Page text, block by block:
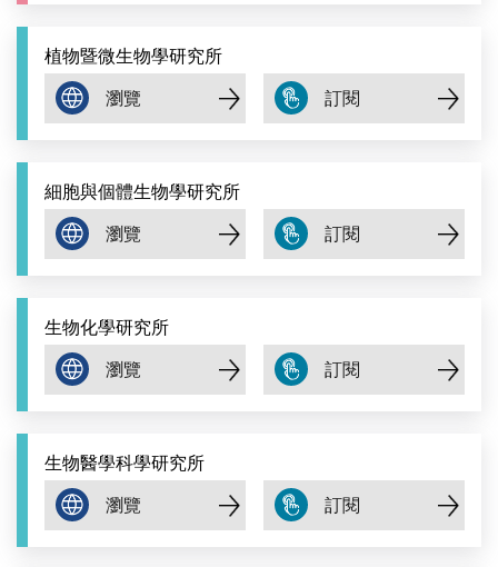
植物暨微生物學研究所
細胞與個體生物學研究所
生物化學研究所
生物醫學科學研究所